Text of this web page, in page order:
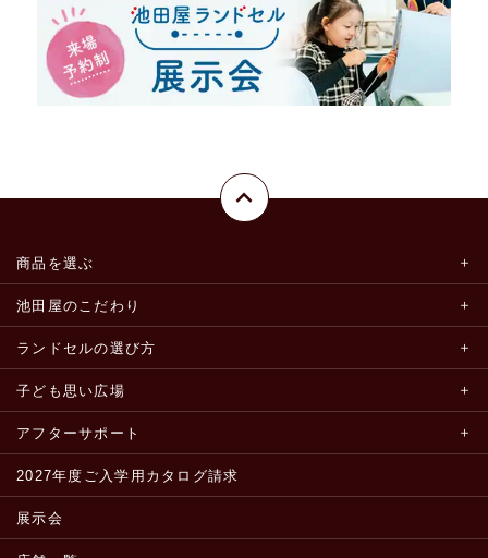
商品を選ぶ
池田屋のこだわり
ランドセルの選び方
子ども思い広場
アフターサポート
2027年度ご入学用カタログ請求
展示会